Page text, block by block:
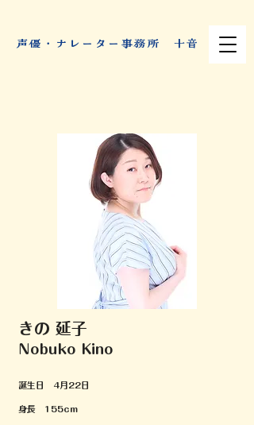
​声優・ナレーター事務所 十音
きの 延子
Nobuko Kino
誕生日 4月22日
身長 155cm